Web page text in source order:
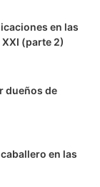
en las
(parte 2)
dueños de
en las